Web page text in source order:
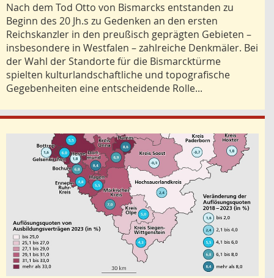
Nach dem Tod Otto von Bismarcks entstanden zu
Beginn des 20 Jh.s zu Gedenken an den ersten
Reichskanzler in den preußisch geprägten Gebieten –
insbesondere in Westfalen – zahlreiche Denkmäler. Bei
der Wahl der Standorte für die Bismarcktürme
spielten kulturlandschaftliche und topografische
Gegebenheiten eine entscheidende Rolle...